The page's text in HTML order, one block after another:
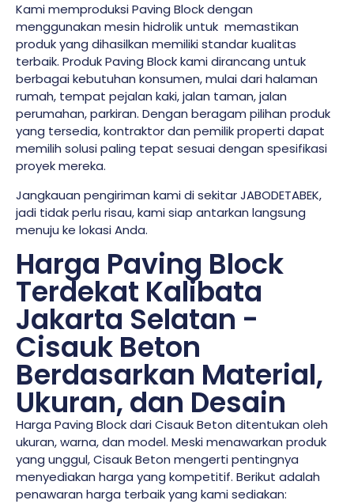
Kami memproduksi Paving Block dengan
menggunakan mesin hidrolik untuk memastikan
produk yang dihasilkan memiliki standar kualitas
terbaik. Produk Paving Block kami dirancang untuk
berbagai kebutuhan konsumen, mulai dari halaman
rumah, tempat pejalan kaki, jalan taman, jalan
perumahan, parkiran. Dengan beragam pilihan produk
yang tersedia, kontraktor dan pemilik properti dapat
memilih solusi paling tepat sesuai dengan spesifikasi
proyek mereka.
Jangkauan pengiriman kami di sekitar JABODETABEK,
jadi tidak perlu risau, kami siap antarkan langsung
menuju ke lokasi Anda.
Harga Paving Block
Terdekat Kalibata
Jakarta Selatan -
Cisauk Beton
Berdasarkan Material,
Ukuran, dan Desain
Harga Paving Block dari Cisauk Beton ditentukan oleh
ukuran, warna, dan model. Meski menawarkan produk
yang unggul, Cisauk Beton mengerti pentingnya
menyediakan harga yang kompetitif. Berikut adalah
penawaran harga terbaik yang kami sediakan: